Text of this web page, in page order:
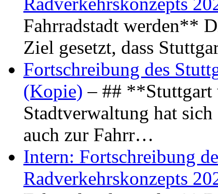
Fahrradstadt werden**
Ziel gesetzt, dass
Fortschreibung des
(Kopie) – ## **Stuttgart
Stadtverwaltung hat
auch zur Fahrr…
Intern: Fortschreibung
Radverkehrskonzepts